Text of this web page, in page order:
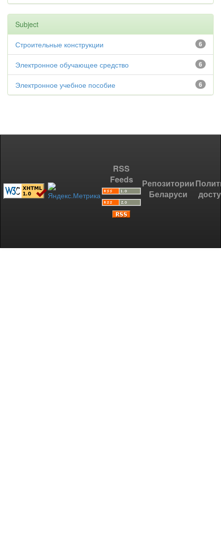
Subject
6
Строительные конструкции
6
Электронное обучающее средство
6
Электронное учебное пособие
RSS
Feeds
Репозитории
Беларуси